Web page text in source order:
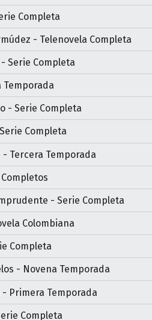
Completa
- Telenovela Completa
Serie Completa
Temporada
- Serie Completa
Completa
- Tercera Temporada
- Serie Completa
Colombiana
Completa
- Novena Temporada
- Primera Temporada
Completa